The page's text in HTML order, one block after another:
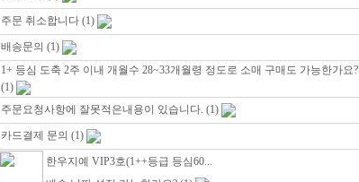
주문 취소합니다 (1)
배송문의 (1)
1+ 등심 도축 2주 이내 개월수 28~33개월령 정도로 소매 구매도 가능한가요?
(1)
주문요청사항에 잘못적은내용이 있습니다. (1)
카드결제 문의 (1)
한우지예 VIP3호(1++등급 등심60...